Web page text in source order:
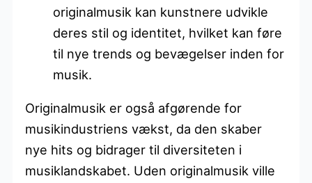
originalmusik kan kunstnere udvikle
deres stil og identitet, hvilket kan føre
til nye trends og bevægelser inden for
musik.
Originalmusik er også afgørende for
musikindustriens vækst, da den skaber
nye hits og bidrager til diversiteten i
musiklandskabet. Uden originalmusik ville